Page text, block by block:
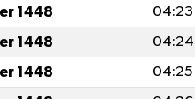
1448
04:23
1448
04:24
1448
04:25